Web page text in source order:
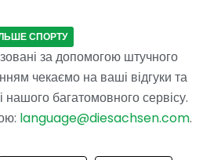
СПОРТУ
за допомогою штучного
чекаємо на ваші відгуки та
багатомовного сервісу.
language@diesachsen.com.